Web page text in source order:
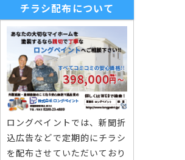
チラシ配布について
ロングペイントでは、新聞折
込広告などで定期的にチラシ
を配布させていただいており